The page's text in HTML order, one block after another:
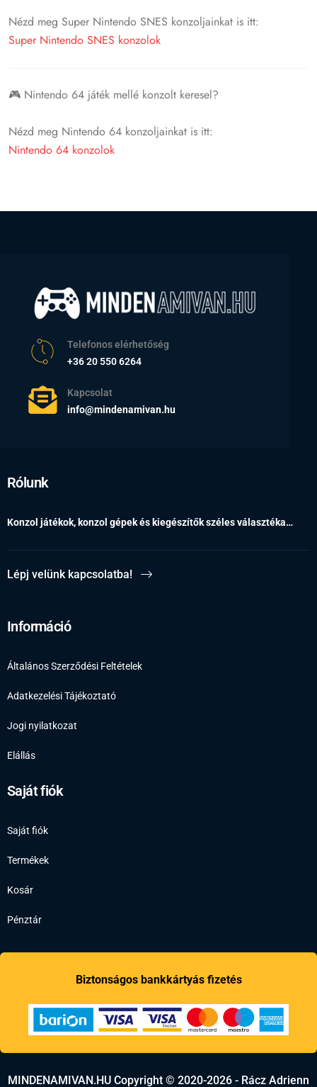
Nézd meg Super Nintendo SNES konzoljainkat is itt:
Super Nintendo SNES konzolok
🎮 Nintendo 64 játék mellé konzolt keresel?
Nézd meg Nintendo 64 konzoljainkat is itt:
Nintendo 64 konzolok
Telefonos elérhetőség
+36 20 550 6264
Kapcsolat
info@mindenamivan.hu
Rólunk
Konzol játékok, konzol gépek és kiegészítők széles választéka…
Lépj velünk kapcsolatba!
Információ
Általános Szerződési Feltételek
Adatkezelési Tájékoztató
Jogi nyilatkozat
Elállás
Saját fiók
Saját fiók
Termékek
Kosár
Pénztár
Biztonságos bankkártyás fizetés
MINDENAMIVAN.HU Copyright © 2020-2026 - Rácz Adrienn